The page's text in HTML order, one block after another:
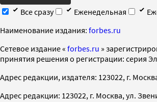
Все сразу
Еженедельная
Наименование издания: forbes.ru
Cетевое издание « forbes.ru »
принятия решения о регистрации: серия
Адрес редакции, издателя: 123022, г.
Адрес редакции: 123022, г. Москва, ул.